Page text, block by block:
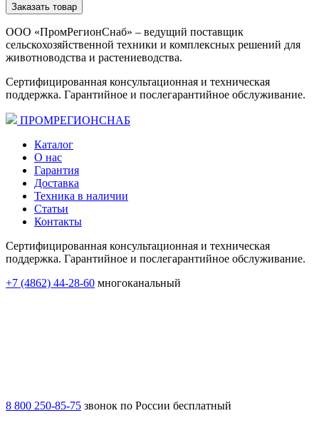
Заказать товар
ООО «ПромРегионСнаб» – ведущий поставщик
сельскохозяйственной техники и комплексных решений для
животноводства и растениеводства.
Сертифицированная консультационная и техническая
поддержка. Гарантийное и послегарантийное обслуживание.
ПРОМРЕГИОНСНАБ
Каталог
О нас
Гарантия
Доставка
Техника в наличии
Статьи
Контакты
Сертифицированная консультационная и техническая
поддержка. Гарантийное и послегарантийное обслуживание.
+7 (4862) 44-28-60 многоканальный
8 800 250-85-75 звонок по России бесплатный